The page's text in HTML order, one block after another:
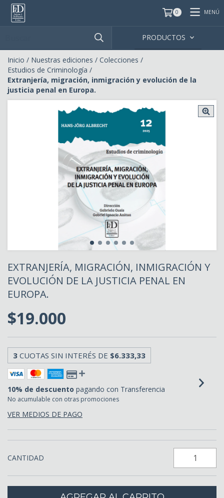
0 MENÚ
PRODUCTOS
Inicio / Nuestras ediciones / Colecciones /
Estudios de Criminología /
Extranjería, migración, inmigración y evolución de la
justicia penal en Europa.
EXTRANJERÍA, MIGRACIÓN, INMIGRACIÓN Y
EVOLUCIÓN DE LA JUSTICIA PENAL EN
EUROPA.
$19.000
3 CUOTAS SIN INTERÉS DE $6.333,33
10% de descuento pagando con Transferencia
No acumulable con otras promociones
VER MEDIOS DE PAGO
CANTIDAD